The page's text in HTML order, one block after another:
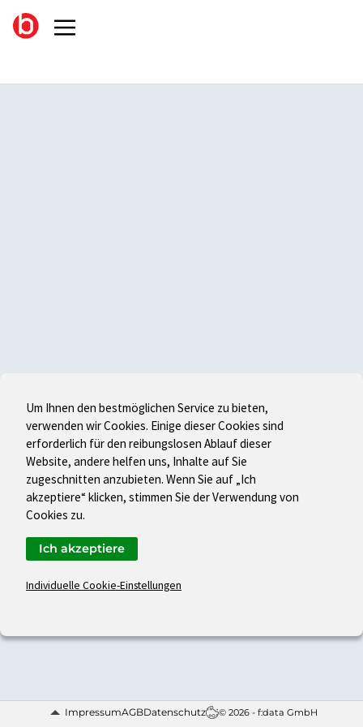
ImpressumAGBDatenschutz © 2026 - f:data GmbH
Um Ihnen den bestmöglichen Service zu bieten,
verwenden wir Cookies. Einige dieser Cookies sind
erforderlich für den reibungslosen Ablauf dieser
Website, andere helfen uns, Inhalte auf Sie
zugeschnitten anzubieten. Wenn Sie auf „Ich
akzeptiere“ klicken, stimmen Sie der Verwendung von
Cookies zu.
Individuelle Cookie-Einstellungen
Ich akzeptiere